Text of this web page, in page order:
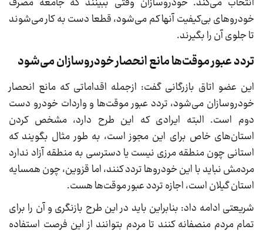
خودرو‌های بی‌کیفیت آنها کم می‌شود، قطعا دست به کار می‌شوند
تا جلوی آن را بگیرند.
تردد عبور موقت‌ها مانع انحصار خودروسازان می‌شود
این عضو اتاق بازرگانی گفت: ازجمله اقداماتی که مانع انحصار
خودروسازان می‌شود، تردد عبور موقت‌ها و واردات خودرو دست
دوم است. البته ایرادی که این طرح دارد، مشخص کردن
استان‌های خاص برای این مجوز است، به طور مثال بگویند که
استانی چون منطقه مرزی نیست یا دسترسی به منطقه آزاد ندارد
مردمش نباید با این خودرو‌ها تردد کنند، اما قزوین، چون همسایه
استان گیلان است، اجازه تردد عبور موقت‌ها هست.
شریعتی ادامه داد: بنابراین باید در این طرح بازنگری و آن را برای
تمام مردم منصفانه کنند تا مردم بتوانند از این فرصت استفاده